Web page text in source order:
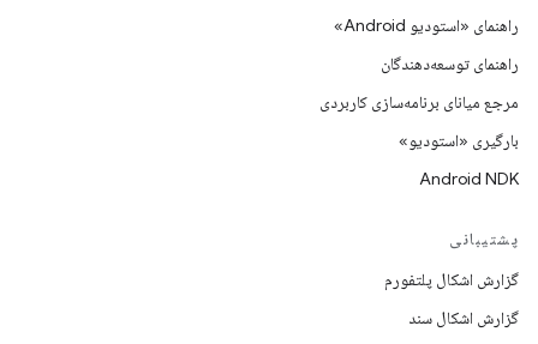
راهنمای «استودیو Android»
راهنمای توسعه‌دهندگان
مرجع میانای برنامه‌سازی کاربردی
بارگیری «استودیو»
Android NDK
پشتیبانی
گزارش اشکال پلتفورم
گزارش اشکال سند